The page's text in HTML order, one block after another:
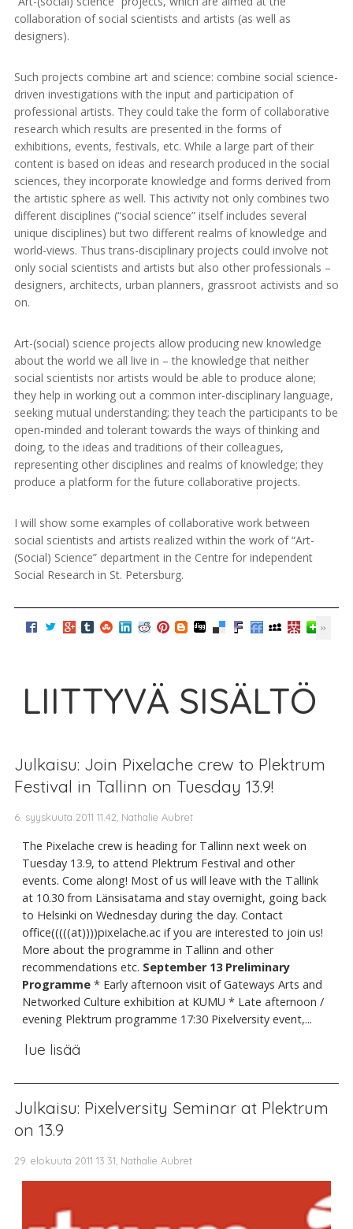
collaboration of social scientists and artists (as well as
designers).
Such projects combine art and science: combine social science-
driven investigations with the input and participation of
professional artists. They could take the form of collaborative
research which results are presented in the forms of
exhibitions, events, festivals, etc. While a large part of their
content is based on ideas and research produced in the social
sciences, they incorporate knowledge and forms derived from
the artistic sphere as well. This activity not only combines two
different disciplines (“social science” itself includes several
unique disciplines) but two different realms of knowledge and
world-views. Thus trans-disciplinary projects could involve not
only social scientists and artists but also other professionals –
designers, architects, urban planners, grassroot activists and so
on.
Art-(social) science projects allow producing new knowledge
about the world we all live in – the knowledge that neither
social scientists nor artists would be able to produce alone;
they help in working out a common inter-disciplinary language,
seeking mutual understanding; they teach the participants to be
open-minded and tolerant towards the ways of thinking and
doing, to the ideas and traditions of their colleagues,
representing other disciplines and realms of knowledge; they
produce a platform for the future collaborative projects.
I will show some examples of collaborative work between
social scientists and artists realized within the work of “Art-
(Social) Science” department in the Centre for independent
Social Research in St. Petersburg.
LIITTYVÄ SISÄLTÖ
Julkaisu: Join Pixelache crew to Plektrum
Festival in Tallinn on Tuesday 13.9!
6. syyskuuta 2011 11.42, Nathalie Aubret
The Pixelache crew is heading for Tallinn next week on
Tuesday 13.9, to attend Plektrum Festival and other
events. Come along! Most of us will leave with the Tallink
at 10.30 from Länsisatama and stay overnight, going back
to Helsinki on Wednesday during the day. Contact
office(((((at))))pixelache.ac if you are interested to join us!
More about the programme in Tallinn and other
recommendations etc. September 13 Preliminary
Programme * Early afternoon visit of Gateways Arts and
Networked Culture exhibition at KUMU * Late afternoon /
evening Plektrum programme 17:30 Pixelversity event,...
lue lisää
Julkaisu: Pixelversity Seminar at Plektrum
on 13.9
29. elokuuta 2011 13.31, Nathalie Aubret